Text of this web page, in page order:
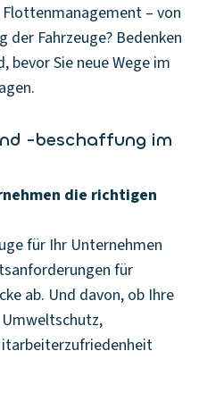
Flottenmanagement – von
der Fahrzeuge? Bedenken
bevor Sie neue Wege im
-beschaffung im
die richtigen
für Ihr Unternehmen
für
ab. Und davon, ob Ihre